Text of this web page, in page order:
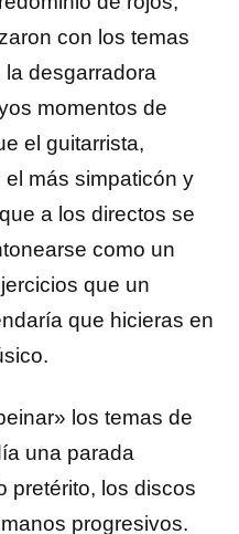
con los temas
desgarradora
momentos de
el guitarrista,
más simpaticón y
a los directos se
como un
que un
que hicieras en
los temas de
una parada
pretérito, los discos
progresivos.